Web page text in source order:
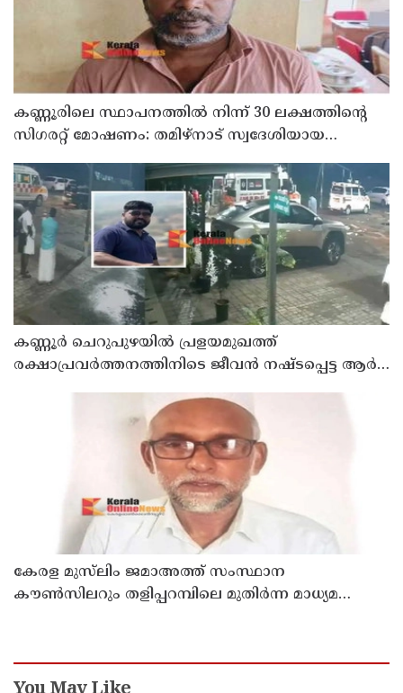
കണ്ണൂരിലെ സ്ഥാപനത്തിൽ നിന്ന് 30 ലക്ഷത്തിന്റെ
സിഗരറ്റ് മോഷണം: തമിഴ്‌നാട് സ്വദേശിയായ
കണ്ണൂർ ചെറുപുഴയിൽ പ്രളയമുഖത്ത്
രക്ഷാപ്രവർത്തനത്തിനിടെ ജീവൻ നഷ്ടപ്പെട്ട ആർ.
കാണിച്ചതായി ആരോപണം
കേരള മുസ്‌ലിം ജമാഅത്ത് സംസ്ഥാന
കൗൺസിലറും തളിപ്പറമ്പിലെ മുതിർന്ന മാധ്യമ